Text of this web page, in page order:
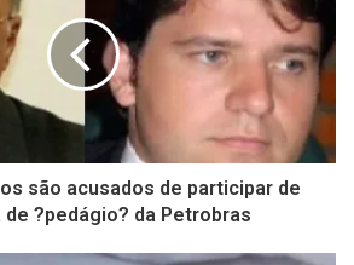
são acusados de participar de
de ?pedágio? da Petrobras